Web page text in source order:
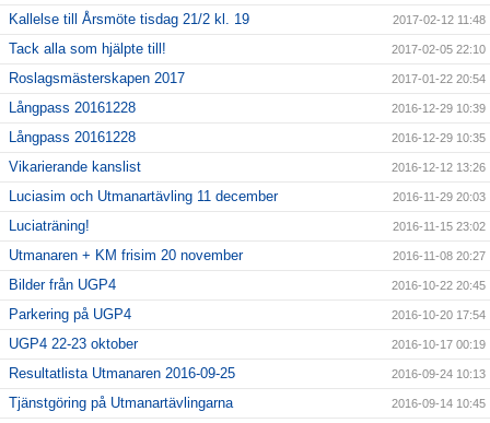
Kallelse till Årsmöte tisdag 21/2 kl. 19 2017-02-12 11:48
Tack alla som hjälpte till! 2017-02-05 22:10
Roslagsmästerskapen 2017 2017-01-22 20:54
Långpass 20161228 2016-12-29 10:39
Långpass 20161228 2016-12-29 10:35
Vikarierande kanslist 2016-12-12 13:26
Luciasim och Utmanartävling 11 december 2016-11-29 20:03
Luciaträning! 2016-11-15 23:02
Utmanaren + KM frisim 20 november 2016-11-08 20:27
Bilder från UGP4 2016-10-22 20:45
Parkering på UGP4 2016-10-20 17:54
UGP4 22-23 oktober 2016-10-17 00:19
Resultatlista Utmanaren 2016-09-25 2016-09-24 10:13
Tjänstgöring på Utmanartävlingarna 2016-09-14 10:45